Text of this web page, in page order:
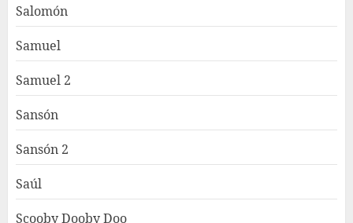
Salomón
Samuel
Samuel 2
Sansón
Sansón 2
Saúl
Scooby Dooby Doo